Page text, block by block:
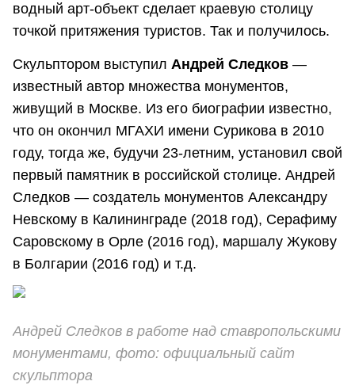
водный арт-объект сделает краевую столицу
точкой притяжения туристов. Так и получилось.
Скульптором выступил Андрей Следков —
известный автор множества монументов,
живущий в Москве. Из его биографии известно,
что он окончил МГАХИ имени Сурикова в 2010
году, тогда же, будучи 23-летним, установил свой
первый памятник в российской столице. Андрей
Следков — создатель монументов Александру
Невскому в Калининграде (2018 год), Серафиму
Саровскому в Орле (2016 год), маршалу Жукову
в Болгарии (2016 год) и т.д.
Андрей Следков в работе над ставропольскими
монументами, фото: официальный сайт
скульптора